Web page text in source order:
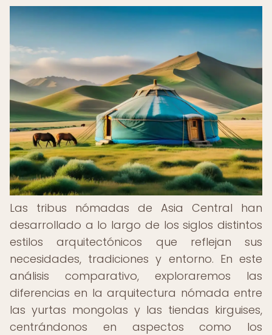
Las tribus nómadas de Asia Central han
desarrollado a lo largo de los siglos distintos
estilos arquitectónicos que reflejan sus
necesidades, tradiciones y entorno. En este
análisis comparativo, exploraremos las
diferencias en la arquitectura nómada entre
las yurtas mongolas y las tiendas kirguises,
centrándonos en aspectos como los